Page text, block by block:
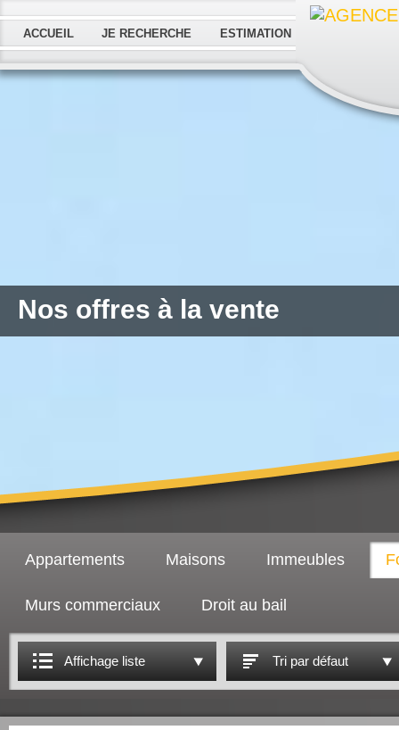
ACCUEIL JE RECHERCHE ESTIMATION
Nos offres à la vente
Appartements Maisons Immeubles
Murs commerciaux Droit au bail
Affichage liste Tri par défaut